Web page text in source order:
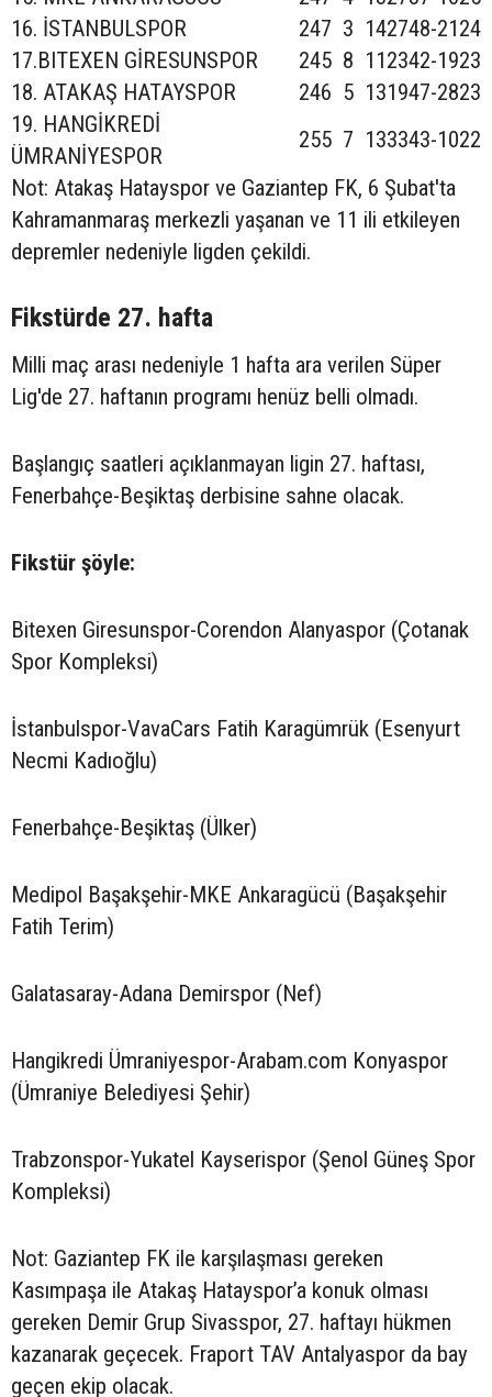
16. İSTANBULSPOR
247 3 142748-2124
17.BITEXEN GİRESUNSPOR
245 8 112342-1923
18. ATAKAŞ HATAYSPOR
246 5 131947-2823
19. HANGİKREDİ
ÜMRANİYESPOR
255 7 133343-1022
Not: Atakaş Hatayspor ve Gaziantep FK, 6 Şubat'ta
Kahramanmaraş merkezli yaşanan ve 11 ili etkileyen
depremler nedeniyle ligden çekildi.
Fikstürde 27. hafta
Milli maç arası nedeniyle 1 hafta ara verilen Süper
Lig'de 27. haftanın programı henüz belli olmadı.
Başlangıç saatleri açıklanmayan ligin 27. haftası,
Fenerbahçe-Beşiktaş derbisine sahne olacak.
Fikstür şöyle:
Bitexen Giresunspor-Corendon Alanyaspor (Çotanak
Spor Kompleksi)
İstanbulspor-VavaCars Fatih Karagümrük (Esenyurt
Necmi Kadıoğlu)
Fenerbahçe-Beşiktaş (Ülker)
Medipol Başakşehir-MKE Ankaragücü (Başakşehir
Fatih Terim)
Galatasaray-Adana Demirspor (Nef)
Hangikredi Ümraniyespor-Arabam.com Konyaspor
(Ümraniye Belediyesi Şehir)
Trabzonspor-Yukatel Kayserispor (Şenol Güneş Spor
Kompleksi)
Not: Gaziantep FK ile karşılaşması gereken
Kasımpaşa ile Atakaş Hatayspor’a konuk olması
gereken Demir Grup Sivasspor, 27. haftayı hükmen
kazanarak geçecek. Fraport TAV Antalyaspor da bay
geçen ekip olacak.